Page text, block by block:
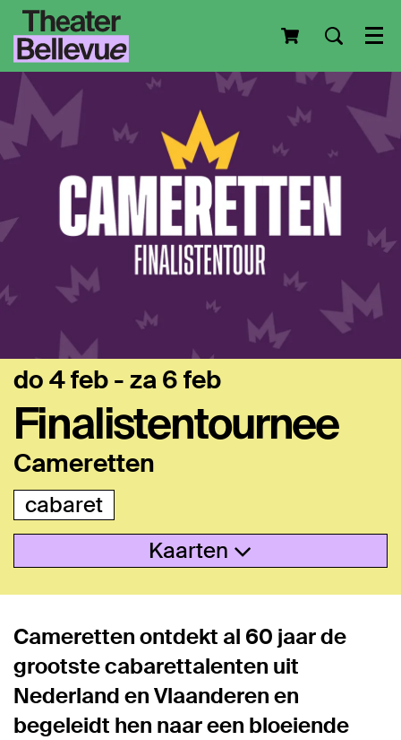
Finalistentournee
Cameretten
do 4 feb-za 6 feb
cabaret
Kaarten
Cameretten ontdekt al 60 jaar de
grootste cabarettalenten uit
Nederland en Vlaanderen en
begeleidt hen naar een bloeiende